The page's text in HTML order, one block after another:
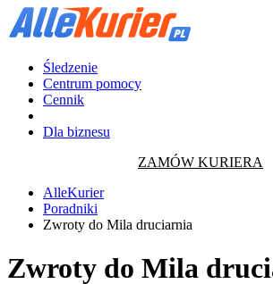
Śledzenie
Centrum pomocy
Cennik
Dla biznesu
ZAMÓW KURIERA
AlleKurier
Poradniki
Zwroty do Mila druciarnia
Zwroty do Mila